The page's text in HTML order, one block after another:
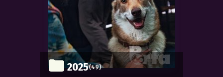
2025(49)